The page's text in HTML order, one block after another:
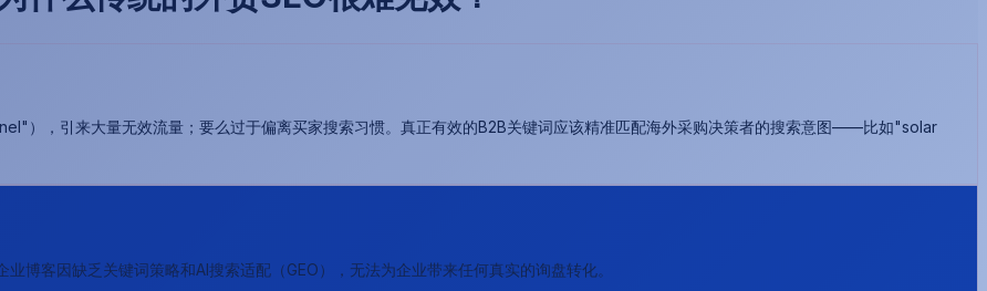
），引来大量无效流量；要么过于偏离买家搜索习惯。真正有效的B2B关键词应该精准匹配海外采购决策者的搜索意图——比如"solar
博客因缺乏关键词策略和AI搜索适配（GEO），无法为企业带来任何真实的询盘转化。